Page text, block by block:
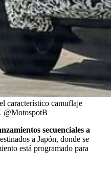
característico camuflaje
@MotospotB
secuenciales a
a Japón, donde se
está programado para